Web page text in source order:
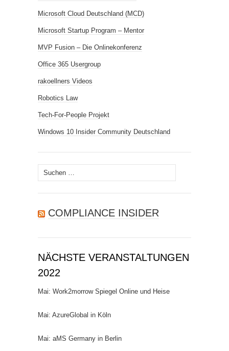
Microsoft Cloud Deutschland (MCD)
Microsoft Startup Program – Mentor
MVP Fusion – Die Onlinekonferenz
Office 365 Usergroup
rakoellners Videos
Robotics Law
Tech-For-People Projekt
Windows 10 Insider Community Deutschland
Suchen
nach:
COMPLIANCE INSIDER
NÄCHSTE VERANSTALTUNGEN
2022
Mai: Work2morrow Spiegel Online und Heise
Mai: AzureGlobal in Köln
Mai: aMS Germany in Berlin